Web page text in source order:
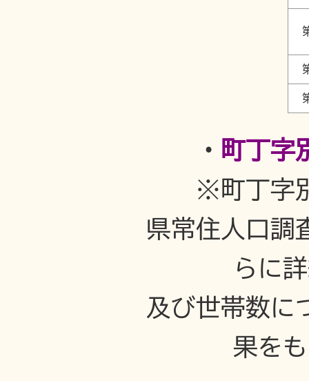
・ 町丁字
※町丁字
県常住人口調
らに詳細に
及び世帯数に
果をもと